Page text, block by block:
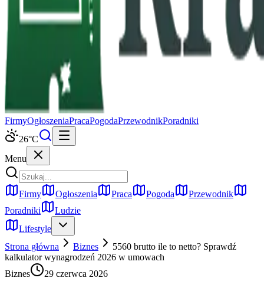
FirmyOgłoszeniaPracaPogodaPrzewodnikPoradniki
26°C
Menu
Firmy Ogłoszenia Praca Pogoda
Przewodnik
Poradniki
Ludzie
Lifestyle
Strona główna
Biznes
5560 brutto ile to netto? Sprawdź
kalkulator wynagrodzeń 2026 w umowach
Biznes
29 czerwca 2026